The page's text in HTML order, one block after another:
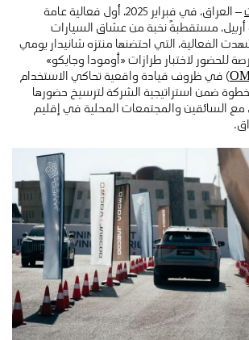
– العراق، في فبراير 2025، أول فعالية عامة
أربيل، مستقطبةً نخبة من عشاق السيارات
الفعالية، التي احتضنها منتزه شانيدار يومي
الفرصة للحضور لاختبار طرازات «أومودا وجايكو»
) في ظروف قيادة واقعية تحاكي الاستخدام
ضمن استراتيجية الشركة لترسيخ حضورها
مع السائقين والمجتمعات المحلية في إقليم